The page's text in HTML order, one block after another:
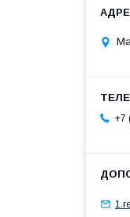
+7